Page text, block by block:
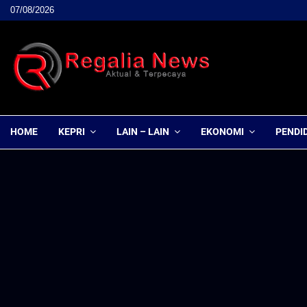
07/08/2026
HOME KEPRI LAIN – LAIN EKONOMI